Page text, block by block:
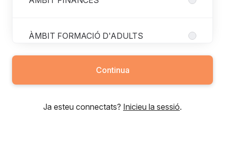
ÀMBIT FORMACIÓ D'ADULTS
ÀMBIT GENT GRAN
ÀMBIT INCLUSIÓ SOCIAL
Continua
Ja esteu connectats? Inicieu la sessió.